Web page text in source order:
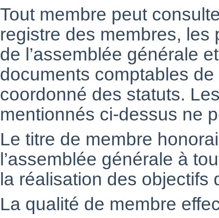
Tout membre peut
registre des membres,
de l’assemblée générale
documents comptables
coordonné des statuts.
mentionnés ci-dessus ne
Le titre de membre
l’assemblée générale à
la réalisation des objectifs
La qualité de membre